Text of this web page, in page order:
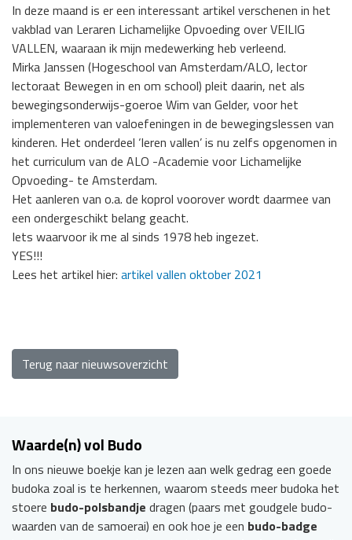
In deze maand is er een interessant artikel verschenen in het
vakblad van Leraren Lichamelijke Opvoeding over VEILIG
VALLEN, waaraan ik mijn medewerking heb verleend.
Mirka Janssen (Hogeschool van Amsterdam/ALO, lector
lectoraat Bewegen in en om school) pleit daarin, net als
bewegingsonderwijs-goeroe Wim van Gelder, voor het
implementeren van valoefeningen in de bewegingslessen van
kinderen. Het onderdeel ‘leren vallen’ is nu zelfs opgenomen in
het curriculum van de ALO -Academie voor Lichamelijke
Opvoeding- te Amsterdam.
Het aanleren van o.a. de koprol voorover wordt daarmee van
een ondergeschikt belang geacht.
Iets waarvoor ik me al sinds 1978 heb ingezet.
YES!!!
Lees het artikel hier: artikel vallen oktober 2021
Terug naar nieuwsoverzicht
Waarde(n) vol Budo
In ons nieuwe boekje kan je lezen aan welk gedrag een goede
budoka zoal is te herkennen, waarom steeds meer budoka het
stoere budo-polsbandje dragen (paars met goudgele budo-
waarden van de samoerai) en ook hoe je een budo-badge